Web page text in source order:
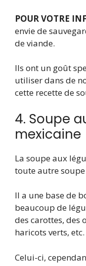
POUR VOTRE
envie de
de viande.
Ils ont un goût
utiliser dans de
cette recette de
4. Soupe
mexicaine
La soupe aux
toute autre
Il a une base de
beaucoup de
des carottes, des
haricots verts, etc.
Celui-ci,